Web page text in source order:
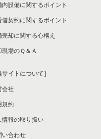
内設備に関するポイント
借契約に関するポイント
売却に関する心構え
現場のＱ＆Ａ
サイトについて］
会社
規約
情報の取り扱い
い合わせ